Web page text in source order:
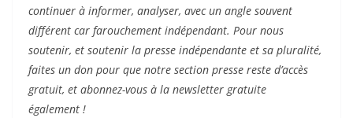
continuer à informer, analyser, avec un angle souvent
différent car farouchement indépendant. Pour nous
soutenir, et soutenir la presse indépendante et sa pluralité,
faites un don pour que notre section presse reste d’accès
gratuit, et abonnez-vous à la newsletter gratuite
également !